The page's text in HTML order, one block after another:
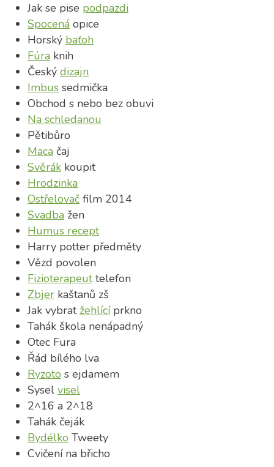
Jak se pise podpazdi
Spocená opice
Horský baťoh
Fúra knih
Český dizajn
Imbus sedmička
Obchod s nebo bez obuvi
Na schledanou
Pětibůro
Maca čaj
Svěrák koupit
Hrodzinka
Ostřelovač film 2014
Svadba žen
Humus recept
Harry potter předměty
Vězd povolen
Fizioterapeuttelefon
Zbjer kaštanů zš
Jak vybrat žehlícíprkno
Tahák škola nenápadný
Otec Fura
Řád bílého lva
Ryzoto s ejdamem
Sysel visel
2^16 a 2^18
Tahák čeják
Bydélko Tweety
Cvičení na břicho